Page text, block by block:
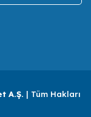
A.Ş. | Tüm Hakları